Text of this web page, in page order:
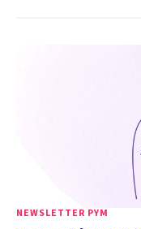
NEWSLETTER PYM